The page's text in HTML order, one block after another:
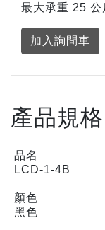
最大承重 25 公
加入詢問車
產品規格
品名
LCD-1-4B
顏色
黑色